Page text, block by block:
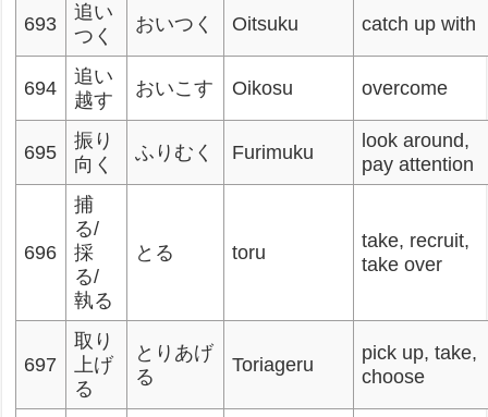
693
追い
つく
おいつく Oitsuku catch up with
694
追い
越す
おいこす Oikosu overcome
695
振り
向く
ふりむく Furimuku
look around,
pay attention
696
捕
る/
採
る/
執る
とる toru
take, recruit,
take over
697
取り
上げ
る
とりあげ
る
Toriageru
pick up, take,
choose